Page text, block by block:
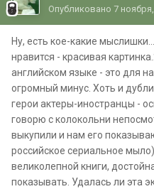
Опубликовано 7
Ну, есть кое-какие
нравится - красивая
английском языке - это для
огромный минус. Хоть и
герои актеры-иностранцы -
говорю с колокольни
выкупили и нам его
российское сериальное
великолепной книги,
показывать. Удалась ли эта